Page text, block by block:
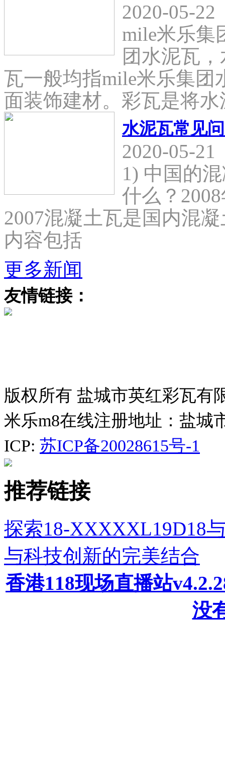
2020-05-22
mile米乐集
团水泥瓦
瓦一般均指mile米乐集团
面装饰建材。彩瓦是将
水泥瓦常见
2020-05-21
1) 中国的
什么？
2007混凝土瓦是国内混
内容包括
更多新闻
友情链接：
版权所有 盐城市英红彩瓦有
米乐m8在线注册地址：盐城
ICP: 苏ICP备20028615号-1
推荐链接
探索18-XXXXXL19D18
与科技创新的完美结合
香港118现场直播站
没